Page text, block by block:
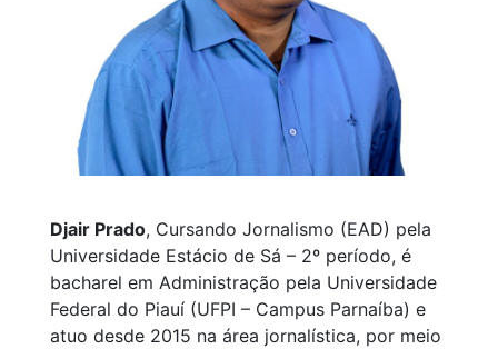
Djair Prado, Cursando Jornalismo (EAD) pela
Universidade Estácio de Sá – 2º período, é
bacharel em Administração pela Universidade
Federal do Piauí (UFPI – Campus Parnaíba) e
atuo desde 2015 na área jornalística, por meio